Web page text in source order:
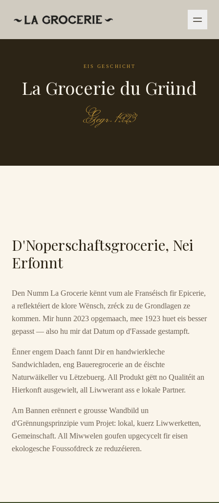
EIS GESCHICHT
La Grocerie du Gründ
Gegr. 1923
D'Noperschaftsgrocerie, Nei
Erfonnt
Den Numm La Grocerie kënnt vum ale Franséisch fir Epicerie,
a reflektéiert de klore Wënsch, zréck zu de Grondlagen ze
kommen. Mir hunn 2023 opgemaach, mee 1923 huet eis besser
gepasst — also hu mir dat Datum op d'Fassade gestampft.
Ënner engem Daach fannt Dir en handwierkleche
Sandwichladen, eng Baueregrocerie an de éischte
Naturwäikeller vu Lëtzebuerg. All Produkt gëtt no Qualitéit an
Hierkonft ausgewielt, all Liwwerant ass e lokale Partner.
Am Bannen erënnert e grousse Wandbild un
d'Grënnungsprinzipie vum Projet: lokal, kuerz Liwwerketten,
Gemeinschaft. All Miwwelen goufen upgecycelt fir eisen
ekologesche Foussofdreck ze reduzéieren.